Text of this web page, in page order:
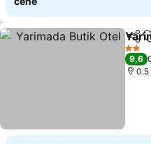
Deli
2
9,6
0.5